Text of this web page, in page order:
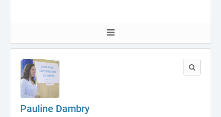
Pauline Dambry